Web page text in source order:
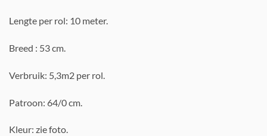
Lengte per rol: 10 meter.
Breed : 53 cm.
Verbruik: 5,3m2 per rol.
Patroon: 64/0 cm.
Kleur: zie foto.